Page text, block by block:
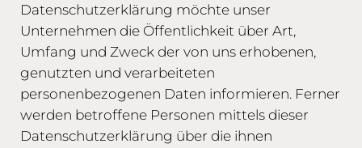
Datenschutzerklärung möchte unser
Unternehmen die Öffentlichkeit über Art,
Umfang und Zweck der von uns erhobenen,
genutzten und verarbeiteten
personenbezogenen Daten informieren. Ferner
werden betroffene Personen mittels dieser
Datenschutzerklärung über die ihnen